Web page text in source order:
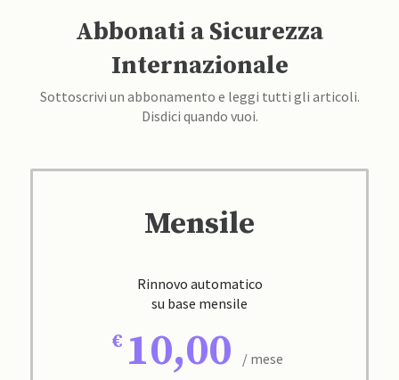
Abbonati a Sicurezza
Internazionale
Sottoscrivi un abbonamento e leggi tutti gli articoli.
Disdici quando vuoi.
Mensile
Rinnovo automatico
su base mensile
10,00 / mese